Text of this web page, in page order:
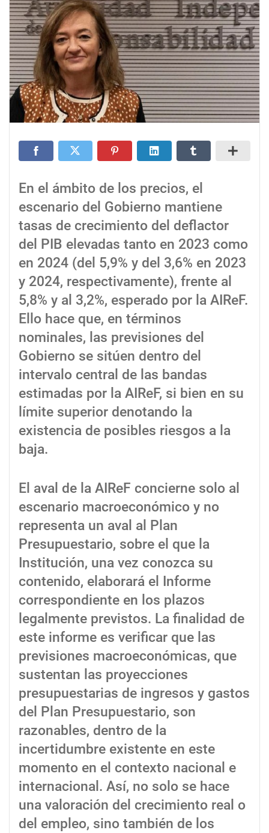
En el ámbito de los precios, el
escenario del Gobierno mantiene
tasas de crecimiento del deflactor
del PIB elevadas tanto en 2023 como
en 2024 (del 5,9% y del 3,6% en 2023
y 2024, respectivamente), frente al
5,8% y al 3,2%, esperado por la AIReF.
Ello hace que, en términos
nominales, las previsiones del
Gobierno se sitúen dentro del
intervalo central de las bandas
estimadas por la AIReF, si bien en su
límite superior denotando la
existencia de posibles riesgos a la
baja.
El aval de la AIReF concierne solo al
escenario macroeconómico y no
representa un aval al Plan
Presupuestario, sobre el que la
Institución, una vez conozca su
contenido, elaborará el Informe
correspondiente en los plazos
legalmente previstos. La finalidad de
este informe es verificar que las
previsiones macroeconómicas, que
sustentan las proyecciones
presupuestarias de ingresos y gastos
del Plan Presupuestario, son
razonables, dentro de la
incertidumbre existente en este
momento en el contexto nacional e
internacional. Así, no solo se hace
una valoración del crecimiento real o
del empleo, sino también de los